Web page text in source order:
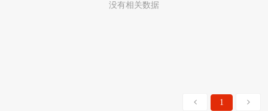
没有相关数据
1